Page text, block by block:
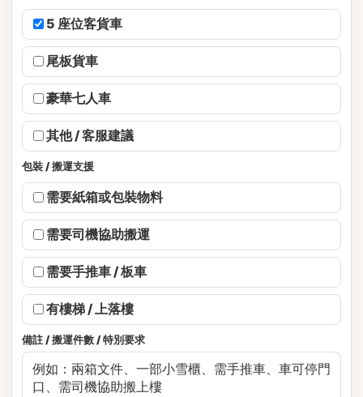
5 座位客貨車
尾板貨車
豪華七人車
其他 / 客服建議
包裝 / 搬運支援
需要紙箱或包裝物料
需要司機協助搬運
需要手推車 / 板車
有樓梯 / 上落樓
備註 / 搬運件數 / 特別要求